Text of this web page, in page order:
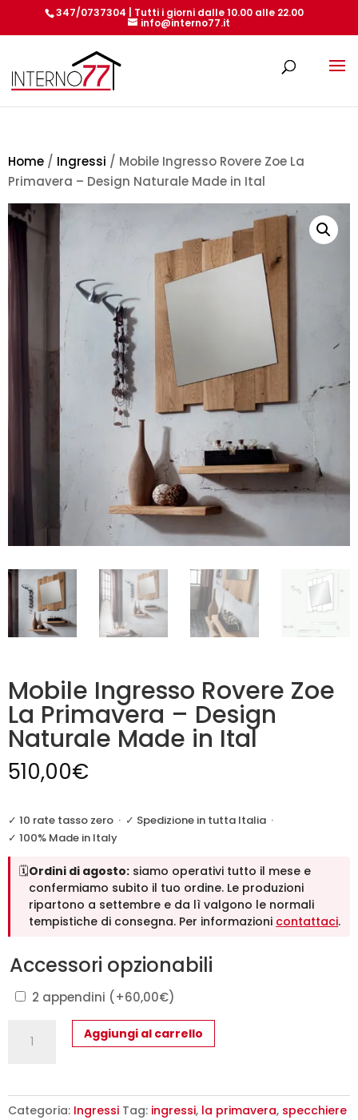
347/0737304 | Tutti i giorni dalle 10.00 alle 22.00
info@interno77.it
Home / Ingressi / Mobile Ingresso Rovere Zoe La
Primavera – Design Naturale Made in Ital
Mobile Ingresso Rovere Zoe
La Primavera – Design
Naturale Made in Ital
510,00€
✓ 10 rate tasso zero · ✓ Spedizione in tutta Italia ·
✓ 100% Made in Italy
🗓️Ordini di agosto: siamo operativi tutto il mese e
confermiamo subito il tuo ordine. Le produzioni
ripartono a settembre e da lì valgono le normali
tempistiche di consegna. Per informazioni contattaci.
Accessori opzionabili
2 appendini (+60,00€)
Ingresso
La
Aggiungi al carrello
Categoria: Ingressi Tag: ingressi, la primavera, specchiere